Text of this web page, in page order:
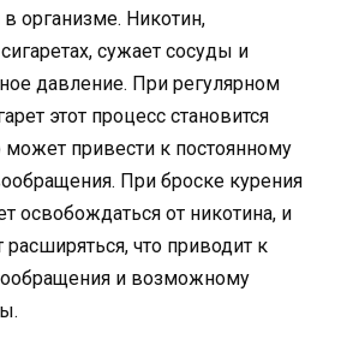
организме. Никотин,
сужает сосуды и
давление. При регулярном
этот процесс становится
может привести к постоянному
При броске курения
освобождаться от никотина, и
что приводит к
и возможному